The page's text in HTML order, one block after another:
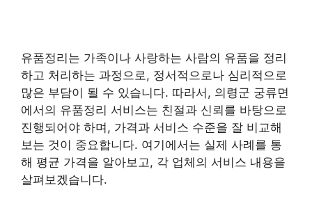
유품정리는 가족이나 사랑하는 사람의 유품을 정리
하고 처리하는 과정으로, 정서적으로나 심리적으로
많은 부담이 될 수 있습니다. 따라서, 의령군 궁류면
에서의 유품정리 서비스는 친절과 신뢰를 바탕으로
진행되어야 하며, 가격과 서비스 수준을 잘 비교해
보는 것이 중요합니다. 여기에서는 실제 사례를 통
해 평균 가격을 알아보고, 각 업체의 서비스 내용을
살펴보겠습니다.